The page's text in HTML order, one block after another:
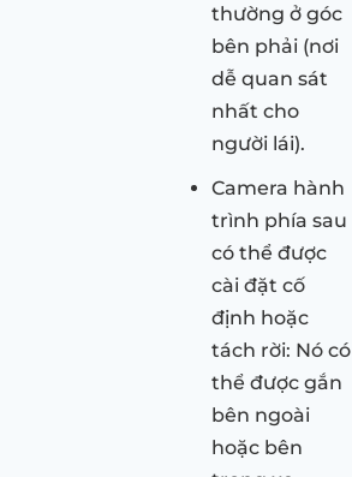
thường ở góc
bên phải (nơi
dễ quan sát
nhất cho
người lái).
Camera hành
trình phía sau
có thể được
cài đặt cố
định hoặc
tách rời: Nó có
thể được gắn
bên ngoài
hoặc bên